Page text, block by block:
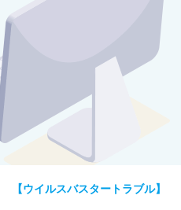
【ウイルスバスタートラブル】